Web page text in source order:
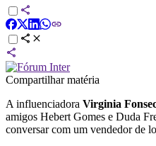
Compartilhar matéria
A influenciadora Virginia
amigos Hebert Gomes e Duda
conversar com um vendedor de